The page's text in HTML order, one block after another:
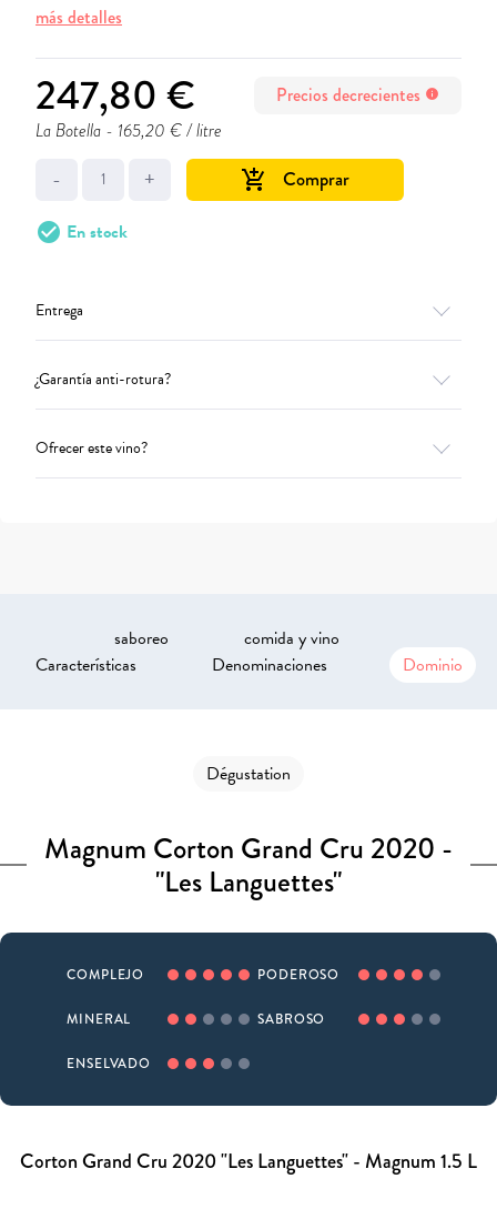
más detalles
247,80 € Precios decrecientes info
La Botella - 165,20 € / litre
- + add_shopping_cart Comprar
check_circle En stock
Entrega
¿Garantía anti-rotura?
Ofrecer este vino?
saboreo
comida y vino
Características
Denominaciones Dominio
Dégustation
Magnum Corton Grand Cru 2020 -
"Les Languettes"
COMPLEJO PODEROSO
MINERAL SABROSO
ENSELVADO
Corton Grand Cru 2020 "Les Languettes" - Magnum 1.5 L